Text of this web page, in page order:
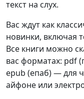
текст на слух.
Вас ждут как
новинки, включая
Все книги можно
вас форматах: pdf
epub (епаб) — для
айфоне или